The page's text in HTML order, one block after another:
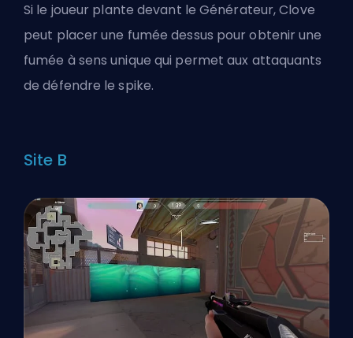
Si le joueur plante devant le Générateur, Clove
peut placer une fumée dessus pour obtenir une
fumée à sens unique qui permet aux attaquants
de défendre le spike.
Site B